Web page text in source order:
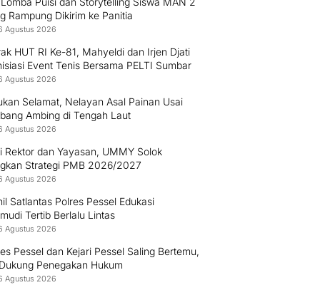
Rampung Dikirim ke Panitia
Agustus 2026
HUT RI Ke-81, Mahyeldi dan Irjen Djati
Event Tenis Bersama PELTI Sumbar
Agustus 2026
Selamat, Nelayan Asal Painan Usai
Ambing di Tengah Laut
Agustus 2026
Rektor dan Yayasan, UMMY Solok
Strategi PMB 2026/2027
Agustus 2026
Satlantas Polres Pessel Edukasi
Tertib Berlalu Lintas
Agustus 2026
Pessel dan Kejari Pessel Saling Bertemu,
Penegakan Hukum
Agustus 2026